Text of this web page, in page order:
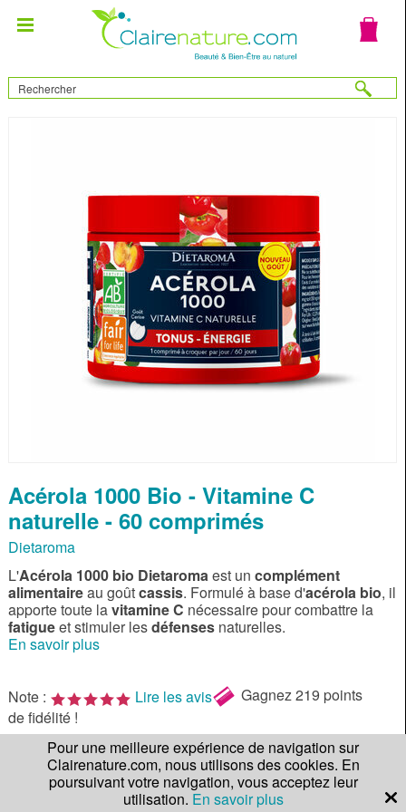
Acérola 1000 Bio - Vitamine C
naturelle - 60 comprimés
Dietaroma
L'Acérola 1000 bio Dietaromaest un complément
alimentaireau goûtcassis. Formulé à base d'acérola bio, il
apporte toute lavitamine C nécessaire pour combattre la
fatigueet stimuler lesdéfensesnaturelles.
En savoir plus
Note : Lire les avis Gagnez219 points
de fidélité !
21,90 €
Qté.
AJOUTER AU PANIER
Pour une meilleure expérience de navigation sur
Clairenature.com, nous utilisons des cookies. En
poursuivant votre navigation, vous acceptez leur
utilisation. En savoir plus